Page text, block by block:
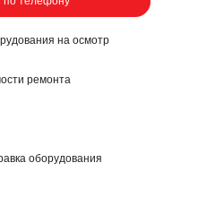
на осмотр
ремонта
оборудования